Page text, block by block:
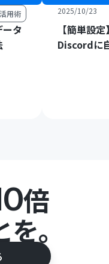
用術
タ
2025/10/23
【簡単設
Discordに
倍
。